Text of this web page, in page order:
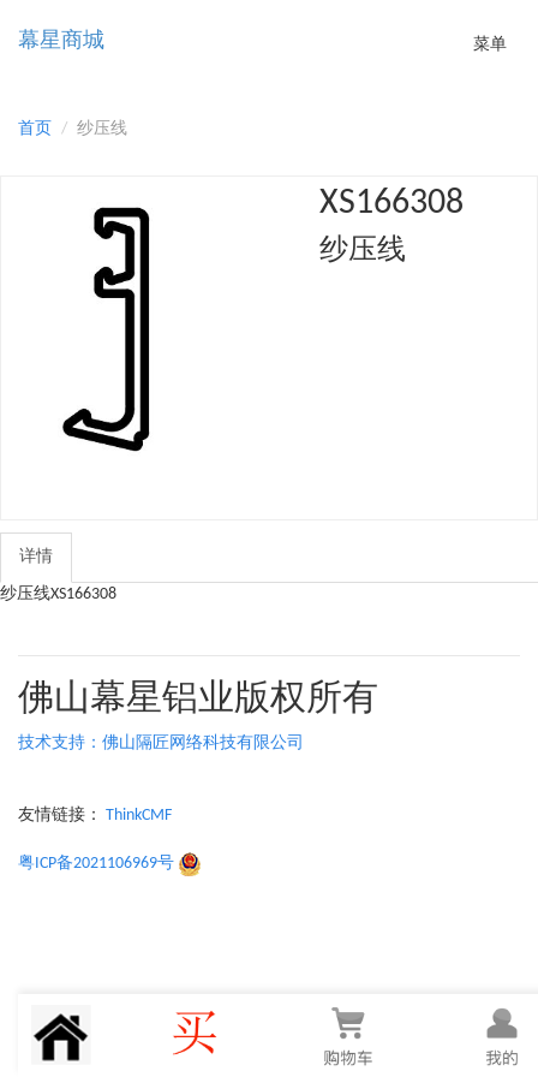
Toggle
菜单
幕星商城
首页 纱压线
XS166308
纱压线
详情
纱压线XS166308
佛山幕星铝业版权所有
技术支持：佛山隔匠网络科技有限公司
友情链接： ThinkCMF
粤ICP备2021106969号